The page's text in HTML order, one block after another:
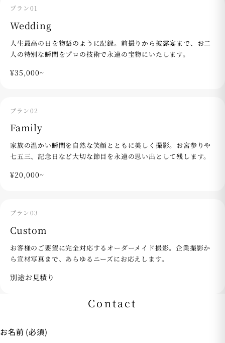
プラン01
Wedding
人生最高の日を物語のように記録。前撮りから披露宴まで、お二
人の特別な瞬間をプロの技術で永遠の宝物にいたします。
¥35,000~
プラン02
Family
家族の温かい瞬間を自然な笑顔とともに美しく撮影。お宮参りや
七五三、記念日など大切な節目を永遠の思い出として残します。
¥20,000~
プラン03
Custom
お客様のご要望に完全対応するオーダーメイド撮影。企業撮影か
ら宣材写真まで、あらゆるニーズにお応えします。
別途お見積り
Contact
お名前 (必須)